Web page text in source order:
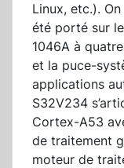
Linux, etc.).
été porté sur
1046A à
et la puce-
applications
S32V234
Cortex-A53
de traitement
moteur de